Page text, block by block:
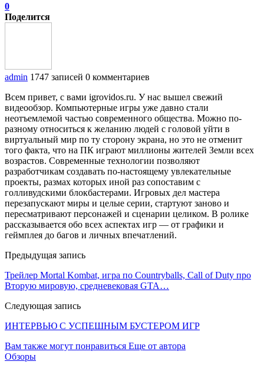
0
Поделится
admin 1747 записей 0 комментариев
Всем привет, с вами igrovidos.ru. У нас вышел свежий
видеообзор. Компьютерные игры уже давно стали
неотъемлемой частью современного общества. Можно по-
разному относиться к желанию людей с головой уйти в
виртуальный мир по ту сторону экрана, но это не отменит
того факта, что на ПК играют миллионы жителей Земли всех
возрастов. Современные технологии позволяют
разработчикам создавать по-настоящему увлекательные
проекты, размах которых иной раз сопоставим с
голливудскими блокбастерами. Игровых дел мастера
перезапускают миры и целые серии, стартуют заново и
пересматривают персонажей и сценарии целиком. В ролике
рассказывается обо всех аспектах игр — от графики и
геймплея до багов и личных впечатлений.
Предыдущая запись
Трейлер Mortal Kombat, игра по Countryballs, Call of Duty про
Вторую мировую, средневековая GTA…
Следующая запись
ИНТЕРВЬЮ С УСПЕШНЫМ БУСТЕРОМ ИГР
Вам также могут понравиться Еще от автора
Обзоры